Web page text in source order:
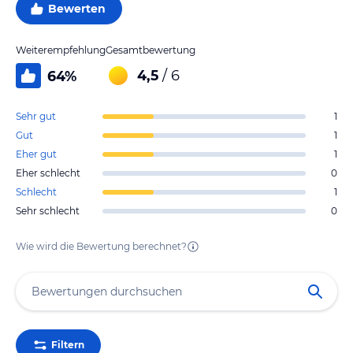
Bewerten
Weiterempfehlung
64%
Gesamtbewertung
4,5 / 6
Sehr gut
1
Gut
1
Eher gut
1
Eher schlecht
0
Schlecht
1
Sehr schlecht
0
Wie wird die Bewertung berechnet?
Filtern